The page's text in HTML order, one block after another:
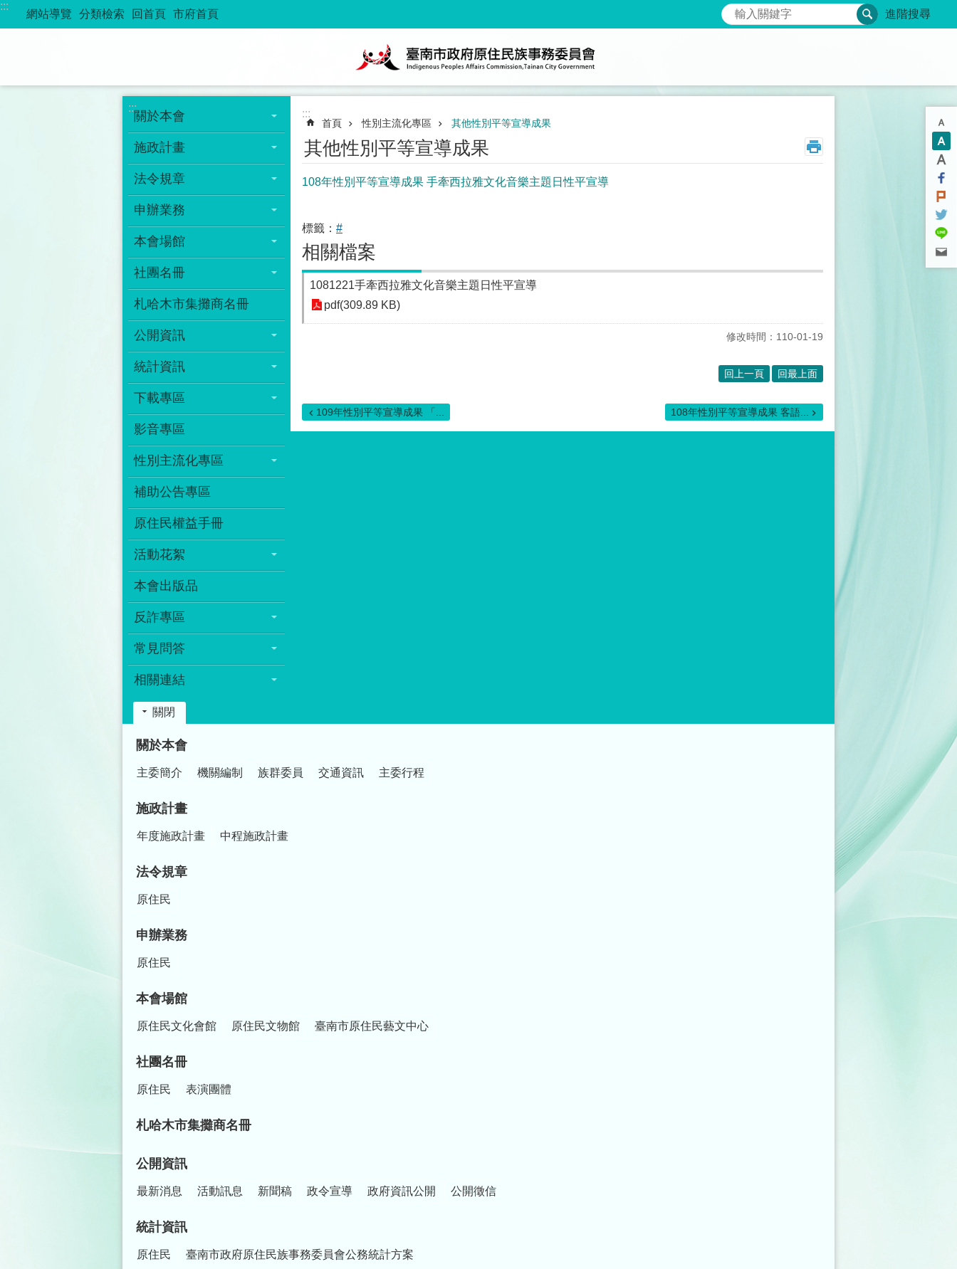
跳到主要內容區塊
:::
網站導覽 分類檢索 回首頁 市府首頁 搜尋 進階搜尋
:::
關於本會
施政計畫
法令規章
申辦業務
本會場館
社團名冊
札哈木市集攤商名冊
公開資訊
統計資訊
下載專區
影音專區
性別主流化專區
補助公告專區
原住民權益手冊
活動花絮
本會出版品
反詐專區
常見問答
相關連結
:::
首頁 性別主流化專區 其他性別平等宣導成果
其他性別平等宣導成果
108年性別平等宣導成果 手牽西拉雅文化音樂主題日性平宣導
標籤： #
相關檔案
1081221手牽西拉雅文化音樂主題日性平宣導
pdf(309.89 KB)
修改時間：110-01-19
回上一頁 回最上面
109年性別平等宣導成果 「... 108年性別平等宣導成果 客語...
關閉
關於本會
主委簡介 機關編制 族群委員 交通資訊 主委行程
施政計畫
年度施政計畫 中程施政計畫
法令規章
原住民
申辦業務
原住民
本會場館
原住民文化會館 原住民文物館 臺南市原住民藝文中心
社團名冊
原住民 表演團體
札哈木市集攤商名冊
公開資訊
最新消息 活動訊息 新聞稿 政令宣導 政府資訊公開 公開徵信
統計資訊
原住民 臺南市政府原住民族事務委員會公務統計方案